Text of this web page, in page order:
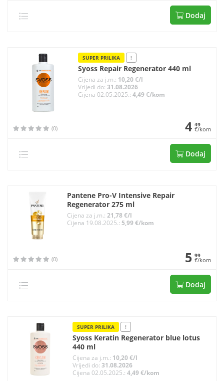
Dodaj
SUPER PRILIKA !
Syoss Repair Regenerator 440 ml
Cijena za j.m.: 10,20 €/l
Vrijedi do: 31.08.2026
Cijena 02.05.2025.: 4,49 €/kom
(0) 4 49
€/kom
Dodaj
Pantene Pro-V Intensive Repair
Regenerator 275 ml
Cijena za j.m.: 21,78 €/l
Cijena 19.08.2025.: 5,99 €/kom
(0) 5 99
€/kom
Dodaj
SUPER PRILIKA !
Syoss Keratin Regenerator blue lotus
440 ml
Cijena za j.m.: 10,20 €/l
Vrijedi do: 31.08.2026
Cijena 02.05.2025.: 4,49 €/kom